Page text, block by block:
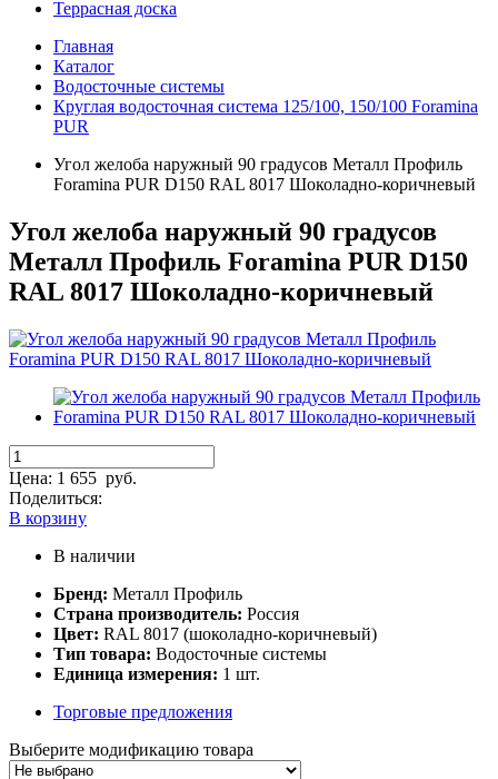
Террасная доска
Главная
Каталог
Водосточные системы
Круглая водосточная система 125/100, 150/100 Foramina
PUR
Угол желоба наружный 90 градусов Металл Профиль
Foramina PUR D150 RAL 8017 Шоколадно-коричневый
Угол желоба наружный 90 градусов
Металл Профиль Foramina PUR D150
RAL 8017 Шоколадно-коричневый
Цена: 1 655 руб.
Поделиться:
В корзину
В наличии
Бренд: Металл Профиль
Страна производитель: Россия
Цвет: RAL 8017 (шоколадно-коричневый)
Тип товара: Водосточные системы
Единица измерения: 1 шт.
Торговые предложения
Выберите модификацию товара